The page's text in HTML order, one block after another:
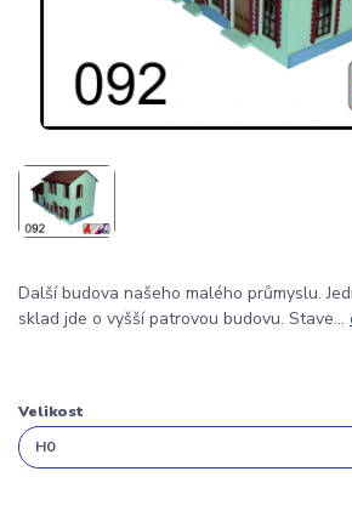
Další budova našeho malého průmyslu.
sklad jde o vyšší patrovou budovu. Stave...
Velikost